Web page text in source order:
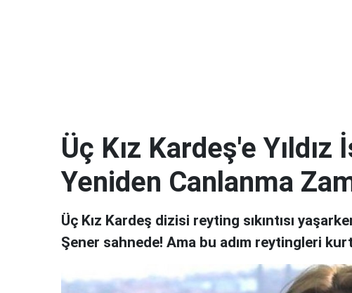
Üç Kız Kardeş'e Yıldız
Yeniden Canlanma
Üç Kız Kardeş dizisi reyting sıkıntısı
Şener sahnede! Ama bu adım reytingleri